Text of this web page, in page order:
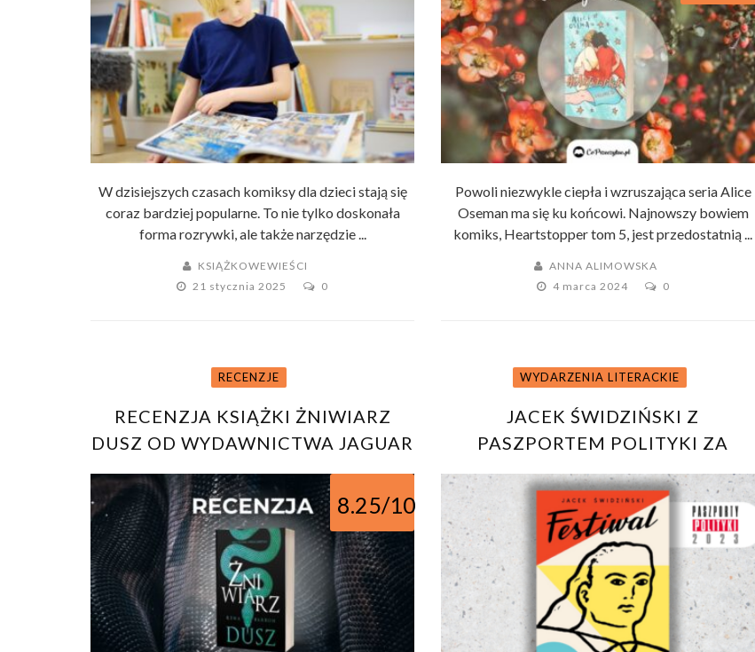
W dzisiejszych czasach komiksy dla dzieci stają się
coraz bardziej popularne. To nie tylko doskonała
forma rozrywki, ale także narzędzie ...
KSIĄŻKOWEWIEŚCI
21 stycznia 2025
0
Powoli niezwykle ciepła i wzruszająca seria Alice
Oseman ma się ku końcowi. Najnowszy bowiem
komiks, Heartstopper tom 5, jest przedostatnią ...
ANNA ALIMOWSKA
4 marca 2024
0
RECENZJE
RECENZJA KSIĄŻKI ŻNIWIARZ
DUSZ OD WYDAWNICTWA JAGUAR
8.25/10
WYDARZENIA LITERACKIE
JACEK ŚWIDZIŃSKI Z
PASZPORTEM POLITYKI ZA
POWIEŚĆ GRAFICZNĄ FESTIWAL